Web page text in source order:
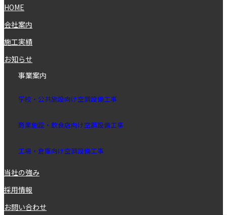
HOME
会社案内
施工実績
お知らせ
事業案内
学校・公共施設向け空調設備⼯事
商業施設・飲⾷店向け空調設備⼯事
⼯場・倉庫向け空調設備⼯事
当社の強み
採用情報
お問い合わせ